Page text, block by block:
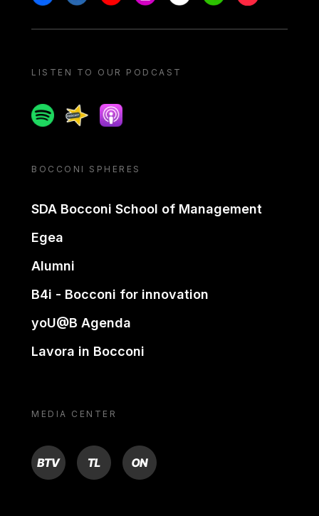
LISTEN TO OUR PODCAST
SpotifySpreakerApple podcast
BOCCONI SPHERES
SDA Bocconi School of Management
Egea
Alumni
B4i - Bocconi for innovation
yoU@B Agenda
Lavora in Bocconi
MEDIA CENTER
BTV TL ON